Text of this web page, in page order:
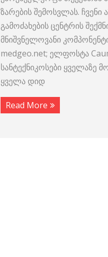
ზარების შემოსვლას. ჩვენი
გამოძახების ცენტრის
მნიშვნელოვანი
medgeo.net; ელფოსტა
სანტექნიკოსები ყველაზე
ყველა დიდ
Read More